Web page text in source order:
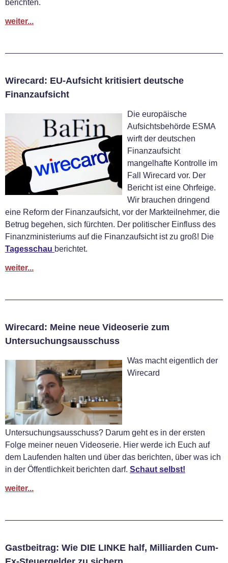
berichten.
weiter...
Wirecard: EU-Aufsicht kritisiert deutsche
Finanzaufsicht
Die europäische
Aufsichtsbehörde ESMA
wirft der deutschen
Finanzaufsicht
mangelhafte Kontrolle im
Fall Wirecard vor. Der
Bericht ist eine Ohrfeige.
Wir brauchen dringend
eine Reform der Finanzaufsicht, vor der Markteilnehmer, die
Betrug begehen, sich fürchten. Der politischer Einfluss des
Finanzministeriums auf die Finanzaufsicht ist zu groß! Die
Tagesschau berichtet.
weiter...
Wirecard: Meine neue Videoserie zum
Untersuchungsausschuss
Was macht eigentlich der
Wirecard
Untersuchungsausschuss? Darum geht es in der ersten
Folge meiner neuen Videoserie. Hier werde ich Euch auf
dem Laufenden halten und über das berichten, über was ich
in der Öffentlichkeit berichten darf. Schaut selbst!
weiter...
Gastbeitrag: Wie DIE LINKE half, Milliarden Cum-